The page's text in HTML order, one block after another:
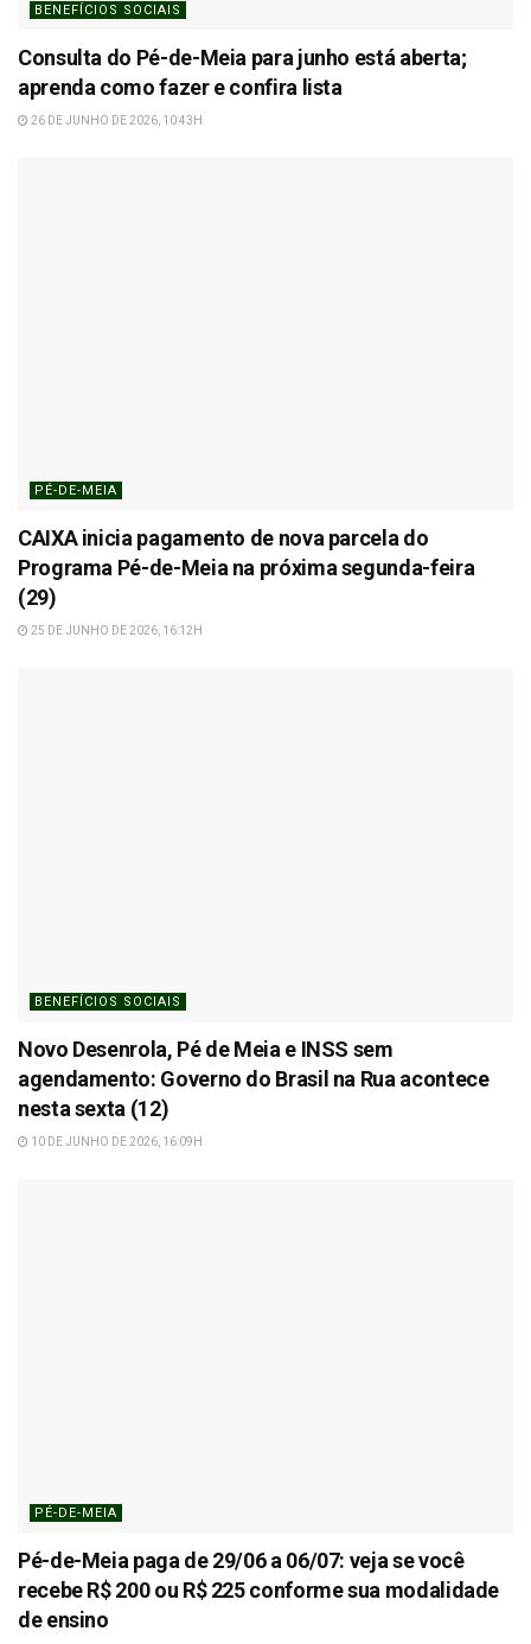
BENEFÍCIOS SOCIAIS
Consulta do Pé-de-Meia para junho está aberta;
aprenda como fazer e confira lista
26 DE JUNHO DE 2026, 10:43H
PÉ-DE-MEIA
CAIXA inicia pagamento de nova parcela do
Programa Pé-de-Meia na próxima segunda-feira
(29)
25 DE JUNHO DE 2026, 16:12H
BENEFÍCIOS SOCIAIS
Novo Desenrola, Pé de Meia e INSS sem
agendamento: Governo do Brasil na Rua acontece
nesta sexta (12)
10 DE JUNHO DE 2026, 16:09H
PÉ-DE-MEIA
Pé-de-Meia paga de 29/06 a 06/07: veja se você
recebe R$ 200 ou R$ 225 conforme sua modalidade
de ensino